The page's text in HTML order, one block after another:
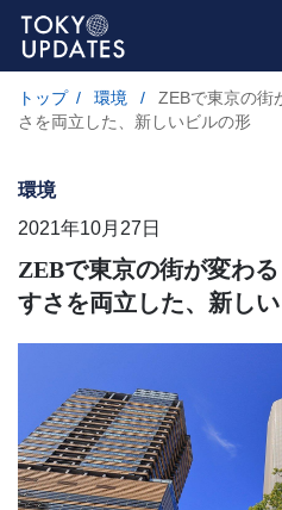
トップ / 環境 /
ZEBで東京の
さを両立した、新しいビルの形
環境
2021年10月27日
ZEBで東京の街が変わ
すさを両立した、新し